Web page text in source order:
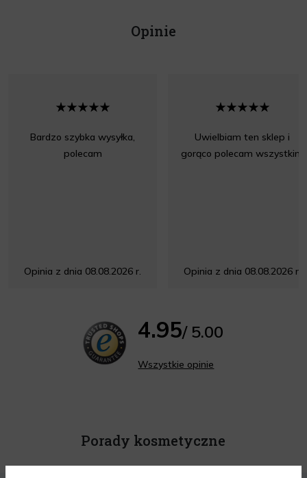
Opinie
Bardzo szybka wysyłka,
polecam
Opinia z dnia 08.08.2026 r.
Uwielbiam ten sklep i
gorąco polecam wszystkim
Opinia z dnia 08.08.2026 r.
4.95/ 5.00
Wszystkie opinie
Porady kosmetyczne